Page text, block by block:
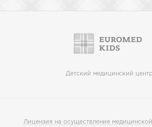
Детский медицинский центр
Лицензия на осуществление медицинской